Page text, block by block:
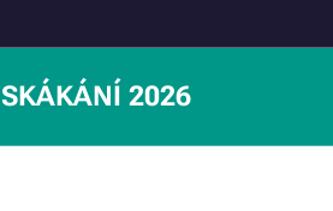
SKÁKÁNÍ 2026